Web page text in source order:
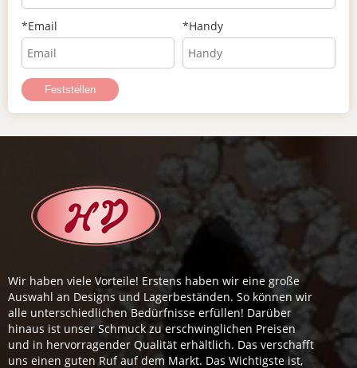
*Email *Handy
Feststellen
Wir haben viele Vorteile! Erstens haben wir eine große
Auswahl an Designs und Lagerbeständen. So können wir
alle unterschiedlichen Bedürfnisse erfüllen! Darüber
hinaus ist unser Schmuck zu erschwinglichen Preisen
und in hervorragender Qualität erhältlich. Das verschafft
uns einen guten Ruf auf dem Markt. Das Wichtigste ist,